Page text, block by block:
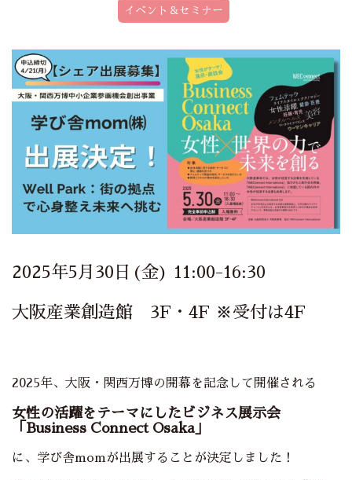
イベント＆セミナー
2025年5月30日(金) 11:00-16:30
大阪産業創造館 3F・4F ※受付は4F
2025年、大阪・関西万博の開幕を記念して開催される
女性の活躍をテーマにしたビジネス展示会
「Business Connect Osaka」
に、学び舎momが出展することが決定しました！